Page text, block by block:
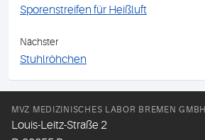
Sporenstreifen für Heißluft
Nächster
Stuhlröhchen
MVZ MEDIZINISCHES LABOR BREMEN GMBH
Louis-Leitz-Straße 2